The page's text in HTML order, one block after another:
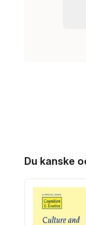
Du kanske